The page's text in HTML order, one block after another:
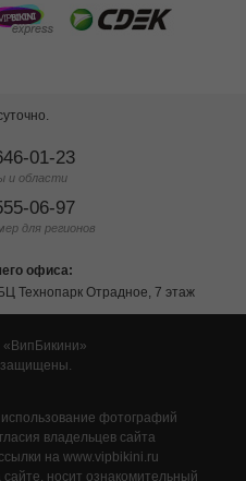
01-23
и области
06-97
для регионов
офиса:
Технопарк Отрадное, 7 этаж
ВипБикини
защищены.
фотографий
владельцев сайта
на www.vipbikini.ru
носит ознакомительный